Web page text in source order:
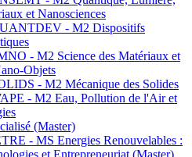
et Nanosciences
- M2 Dispositifs
- M2 Science des Matériaux et
Objets
- M2 Mécanique des Solides
- M2 Eau, Pollution de l'Air et
(Master)
- MS Energies Renouvelables :
et Entrepreneuriat (Master)